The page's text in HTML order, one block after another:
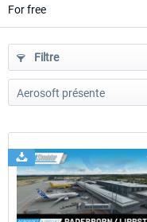
For free
Filtre